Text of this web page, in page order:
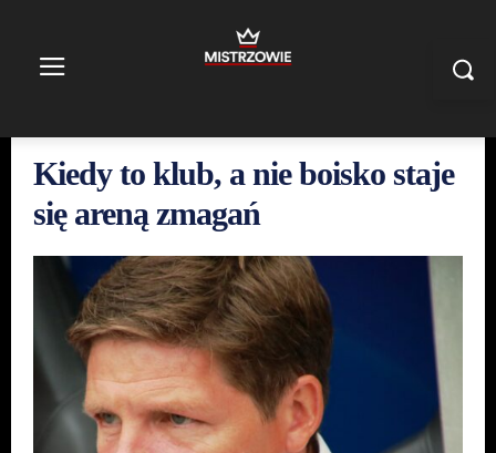
Kiedy to klub, a nie boisko staje
się areną zmagań